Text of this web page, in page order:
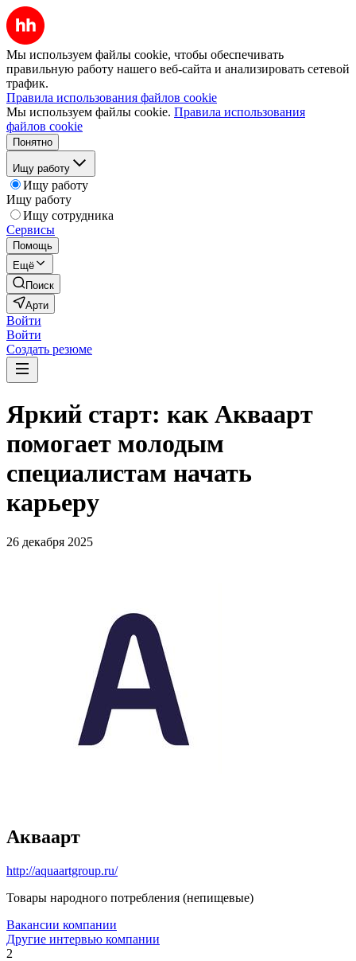
Мы используем файлы cookie, чтобы обеспечивать
правильную работу нашего веб-сайта и анализировать сетевой
трафик.
Правила использования файлов cookie
Мы используем файлы cookie. Правила использования
файлов cookie
Понятно
Ищу работу
Ищу работу
Ищу работу
Ищу сотрудника
Сервисы
Помощь
Ещё
Поиск
Арти
Войти
Войти
Создать резюме
Яркий старт: как Акваарт
помогает молодым
специалистам начать
карьеру
26 декабря 2025
Акваарт
http://aquaartgroup.ru/
Товары народного потребления (непищевые)
Вакансии компании
Другие интервью компании
2